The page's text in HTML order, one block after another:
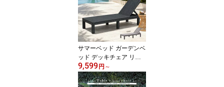
掛け アウトドア ガーデ
ン 庭 テラス 水 撥水 ベラ
ンダ 籐ラタン風 アジア
ン L6020PDG
サマーベッド ガーデンベ
ッド デッキチェア リク
ライニング ガーデンチェ
ア デイベッド 屋外 1脚
アウトドア 持ち運び楽々
9,599円 ～